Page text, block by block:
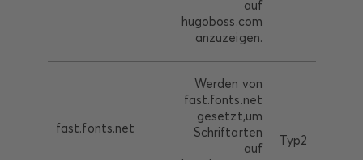
auf
hugoboss.com
anzuzeigen.
fast.fonts.net
Werden von
fast.fonts.net
gesetzt,um
Schriftarten
auf
Typ2